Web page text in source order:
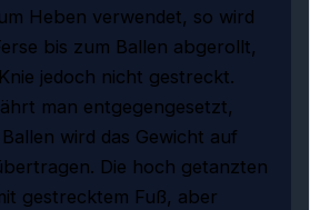
Heben verwendet, so wird
bis zum Ballen abgerollt,
jedoch nicht gestreckt.
man entgegengesetzt,
wird das Gewicht auf
Die hoch getanzten
gestrecktem Fuß, aber